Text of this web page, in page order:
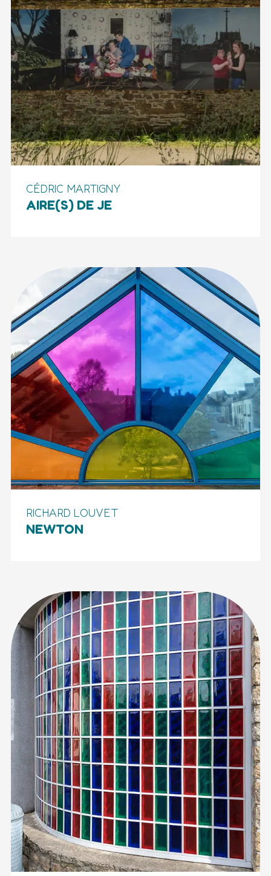
CÉDRIC MARTIGNY
AIRE(S) DE JE
RICHARD LOUVET
NEWTON